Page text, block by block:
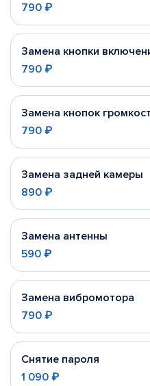
790 ₽
Замена кнопки
790 ₽
Замена кнопок
790 ₽
Замена задней камеры
890 ₽
Замена антенны
590 ₽
Замена вибромотора
790 ₽
Снятие пароля
1 090 ₽